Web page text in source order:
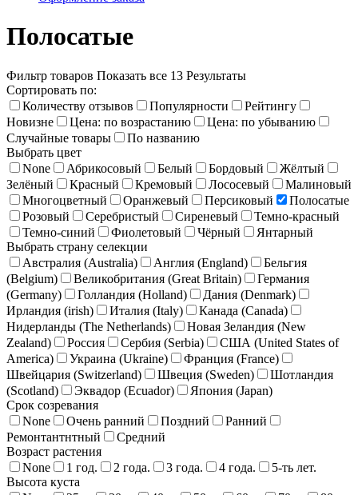
Полосатые
Фильтр товаров Показать все 13 Результаты
Сортировать по:
Количеству отзывов
Популярности
Рейтингу
Новизне
Цена: по возрастанию
Цена: по убыванию
Случайные товары
По названию
Выбрать цвет
None
Абрикосовый Белый Бордовый
Жёлтый
Зелёный
Красный Кремовый Лососевый
Малиновый
Многоцветный
Оранжевый Персиковый
Полосатые
Розовый
Серебристый Сиреневый
Темно-красный
Темно-синий
Фиолетовый Чёрный
Янтарный
Выбрать страну селекции
Австралия (Australia)
Англия (England)
Бельгия
(Belgium)
Великобритания (Great Britain)
Германия
(Germany)
Голландия (Holland)
Дания (Denmark)
Ирландия (irish)
Италия (Italy)
Канада (Canada)
Нидерланды (The Netherlands)
Новая Зеландия (New
Zealand)
Россия Сербия (Serbia)
США (United States of
America)
Украина (Ukraine)
Франция (France)
Швейцария (Switzerland)
Швеция (Sweden)
Шотландия
(Scotland)
Эквадор (Ecuador)
Япония (Japan)
Срок созревания
None
Очень ранний Поздний
Ранний
Ремонтантнтный
Средний
Возраст растения
None
1 год. 2 года. 3 года. 4 года.
5-ть лет.
Высота куста